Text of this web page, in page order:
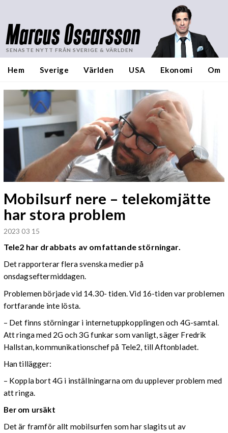
Marcus Oscarsson
SENASTE NYTT FRÅN SVERIGE & VÄRLDEN
Hem Sverige Världen USA Ekonomi Om
Mobilsurf nere – telekomjätte
har stora problem
2023 03 15
Tele2 har drabbats av omfattande störningar.
Det rapporterar flera svenska medier på
onsdagseftermiddagen.
Problemen började vid 14.30- tiden. Vid 16-tiden var problemen
fortfarande inte lösta.
– Det finns störningar i internetuppkopplingen och 4G-samtal.
Att ringa med 2G och 3G funkar som vanligt, säger Fredrik
Hallstan, kommunikationschef på Tele2, till Aftonbladet.
Han tillägger:
– Koppla bort 4G i inställningarna om du upplever problem med
att ringa.
Ber om ursäkt
Det är framför allt mobilsurfen som har slagits ut av